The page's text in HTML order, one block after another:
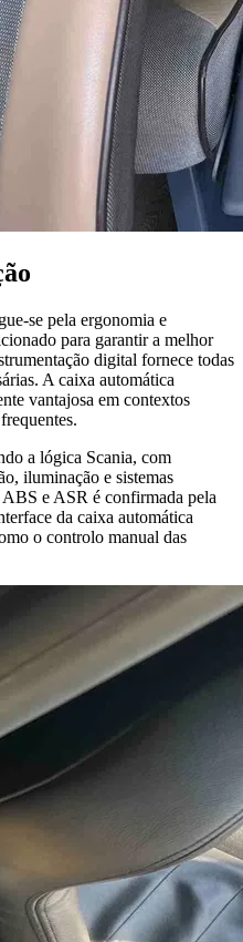
se pela ergonomia e
para garantir a melhor
digital fornece todas
A caixa automática
vantajosa em contextos
a lógica Scania, com
iluminação e sistemas
ABS e ASR é confirmada pela
da caixa automática
o controlo manual das